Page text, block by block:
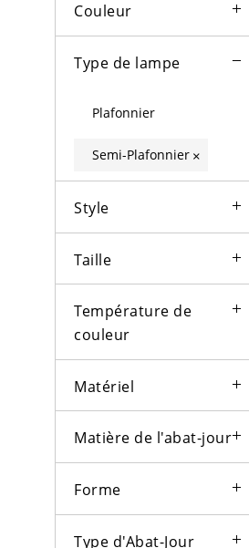
Couleur
Type de lampe
Plafonnier
Semi-Plafonnier ×
Style
Taille
Température de
couleur
Matériel
Matière de l'abat-jour
Forme
Type d'Abat-Jour